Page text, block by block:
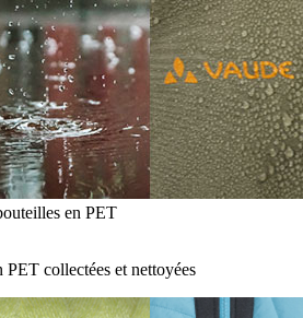
en PET
PET collectées et nettoyées